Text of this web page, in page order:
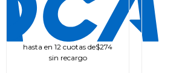
hasta en 12 cuotas de$274
sin recargo